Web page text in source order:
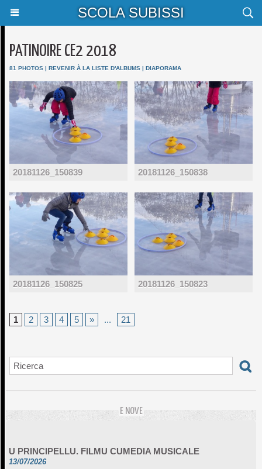
SCOLA SUBISSI
PATINOIRE CE2 2018
81 PHOTOS | REVENIR À LA LISTE D'ALBUMS | DIAPORAMA
20181126_150839 20181126_150838
20181126_150825 20181126_150823
1 2 3 4 5 » ... 21
E NOVE
13/07/2026